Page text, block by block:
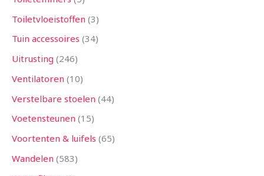
Toiletvloeistoffen 3
Tuin accessoires 34
Uitrusting 246
Ventilatoren 10
Verstelbare stoelen 44
Voetensteunen 15
Voortenten & luifels 65
Wandelen 583